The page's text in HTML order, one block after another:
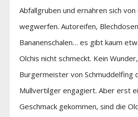
Abfallgruben und ernahren sich
wegwerfen. Autoreifen,
Bananenschalen… es gibt kaum
Olchis nicht schmeckt. Kein
Burgermeister von Schmuddelfing
Mullvertilger engagiert. Aber erst
Geschmack gekommen, sind die